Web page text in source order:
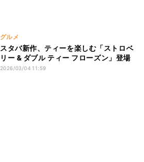
グルメ
スタバ新作、ティーを楽しむ「ストロベ
リー & ダブル ティー フローズン」登場
2026/03/04 11:59